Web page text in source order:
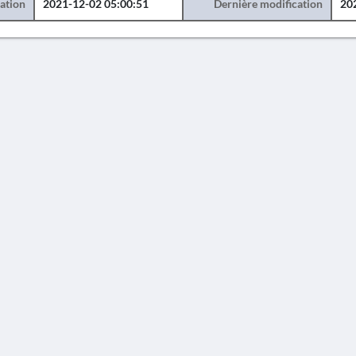
2021-12-02 05:00:51 Dernière modification